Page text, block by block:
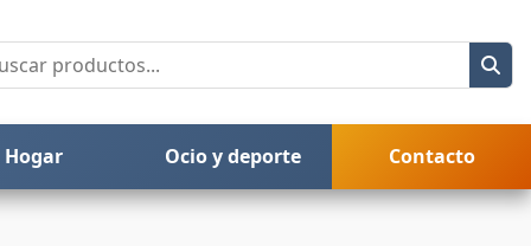
Hogar Ocio y deporte Contacto